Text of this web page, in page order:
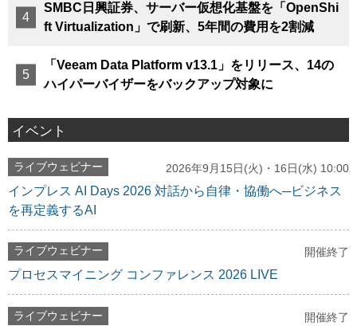
SMBC日興証券、サーバー仮想化基盤を「OpenShi
ft Virtualization」で刷新、5年間の費用を2割減
「Veeam Data Platform v13.1」をリリース、14の
ハイパーバイザーをバックアップ対象に
イベント
ライブウェビナー 2026年9月15日(火)・16日(水) 10:00
インプレス AI Days 2026 対話から自律・協働へ─ビジネス
を再定義するAI
ライブウェビナー 開催終了
プロセスマイニング コンファレンス 2026 LIVE
ライブウェビナー 開催終了